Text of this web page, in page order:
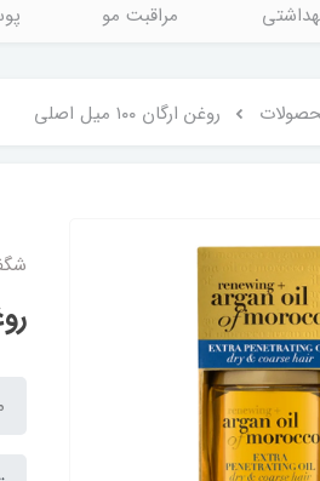
مراقبت مو
روغن ارگان ۱۰۰ میل اصلی